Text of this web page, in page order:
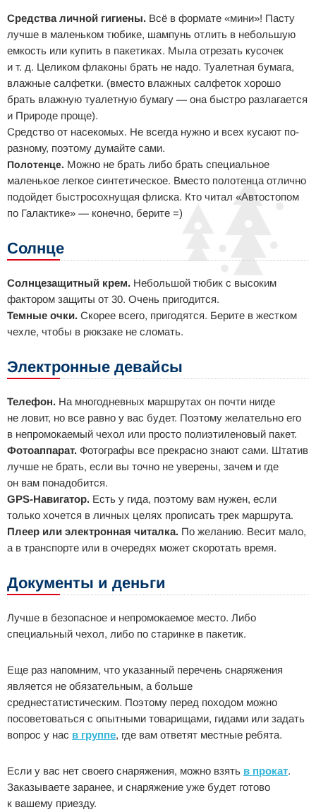
Средства личной гигиены. Всё в формате «мини»! Пасту
лучше в маленьком тюбике, шампунь отлить в небольшую
емкость или купить в пакетиках. Мыла отрезать кусочек
и т. д. Целиком флаконы брать не надо. Туалетная бумага,
влажные салфетки. (вместо влажных салфеток хорошо
брать влажную туалетную бумагу — она быстро разлагается
и Природе проще).
Средство от насекомых. Не всегда нужно и всех кусают по-
разному, поэтому думайте сами.
Полотенце. Можно не брать либо брать специальное
маленькое легкое синтетическое. Вместо полотенца отлично
подойдет быстросохнущая флиска. Кто читал «Автостопом
по Галактике» — конечно, берите =)
Солнце
Солнцезащитный крем. Небольшой тюбик с высоким
фактором защиты от 30. Очень пригодится.
Темные очки. Скорее всего, пригодятся. Берите в жестком
чехле, чтобы в рюкзаке не сломать.
Электронные девайсы
Телефон. На многодневных маршрутах он почти нигде
не ловит, но все равно у вас будет. Поэтому желательно его
в непромокаемый чехол или просто полиэтиленовый пакет.
Фотоаппарат. Фотографы все прекрасно знают сами. Штатив
лучше не брать, если вы точно не уверены, зачем и где
он вам понадобится.
GPS-Навигатор. Есть у гида, поэтому вам нужен, если
только хочется в личных целях прописать трек маршрута.
Плеер или электронная читалка. По желанию. Весит мало,
а в транспорте или в очередях может скоротать время.
Документы и деньги
Лучше в безопасное и непромокаемое место. Либо
специальный чехол, либо по старинке в пакетик.
Еще раз напомним, что указанный перечень снаряжения
является не обязательным, а больше
среднестатистическим. Поэтому перед походом можно
посоветоваться с опытными товарищами, гидами или задать
вопрос у нас в группе, где вам ответят местные ребята.
Если у вас нет своего снаряжения, можно взять в прокат.
Заказываете заранее, и снаряжение уже будет готово
к вашему приезду.